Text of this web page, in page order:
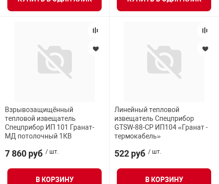
Взрывозащищённый
тепловой извещатель
Спецприбор ИП 101 Гранат-
МД потолочный 1КВ
7 860 руб / шт.
В КОРЗИНУ
Линейный тепловой
извещатель Спецприбор
GTSW-88-СР ИП104 «Гранат -
термокабель»
522 руб / шт.
В КОРЗИНУ